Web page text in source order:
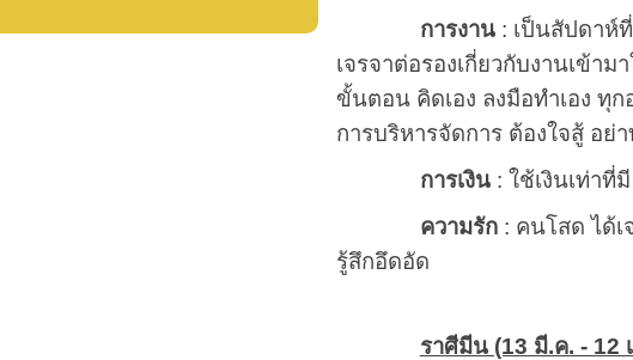
การงาน: เป็นสัปดาห์ที่
เจรจาต่อรองเกี่ยวกับงานเข้า
ขั้นตอน คิดเอง ลงมือทำเอง ทุ
การบริหารจัดการ ต้องใจสู้ อย่
การเงิน: ใช้เงินเท่าที่
ความรัก : คนโสด ได้
รู้สึกอึดอัด
ราศีมีน (13 มี.ค. - 12